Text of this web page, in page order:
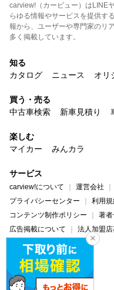
carview!（カービュー）はLINE
らゆる情報やサービスを提供す
報から、ユーザーや専門家のリ
多く掲載しています。
知る
カタログ
ニュース オリ
買う・売る
中古車検索
新車見積り
楽しむ
マイカー
みんカラ
サービス
carview!について 運営会社
プライバシーセンター
利用
コンテンツ制作ポリシー
著
広告掲載について
法人加盟
ヘルプ・お問い合わせ
carview! Yahoo! JAPAN